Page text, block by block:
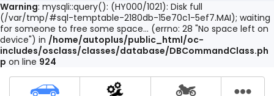
Warning: mysqli::query(): (HY000/1021): Disk full
(/var/tmp/#sql-temptable-2180db-15e70c1-5ef7.MAI); waiting
for someone to free some space... (errno: 28 "No space left on
device") in /home/autoplus/public_html/oc-
includes/osclass/classes/database/DBCommandClass.ph
p on line 924